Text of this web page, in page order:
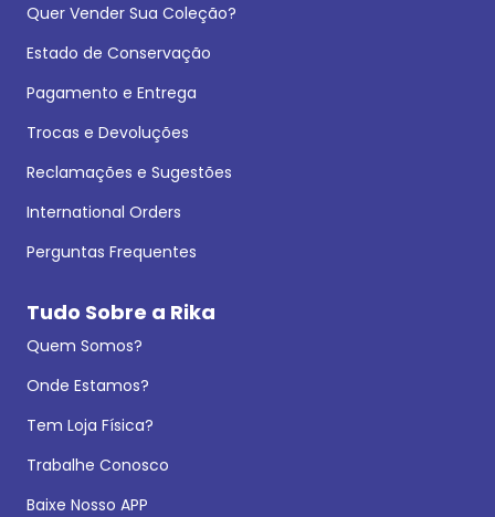
Quer Vender Sua Coleção?
Estado de Conservação
Pagamento e Entrega
Trocas e Devoluções
Reclamações e Sugestões
International Orders
Perguntas Frequentes
Tudo Sobre a Rika
Quem Somos?
Onde Estamos?
Tem Loja Física?
Trabalhe Conosco
Baixe Nosso APP